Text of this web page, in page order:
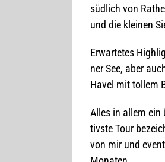
süd­lich von
und die klei­nen
Erwar­te­tes
ner See, aber
Havel mit tol­lem
Alles in allem ein
tivste Tour
von mir und